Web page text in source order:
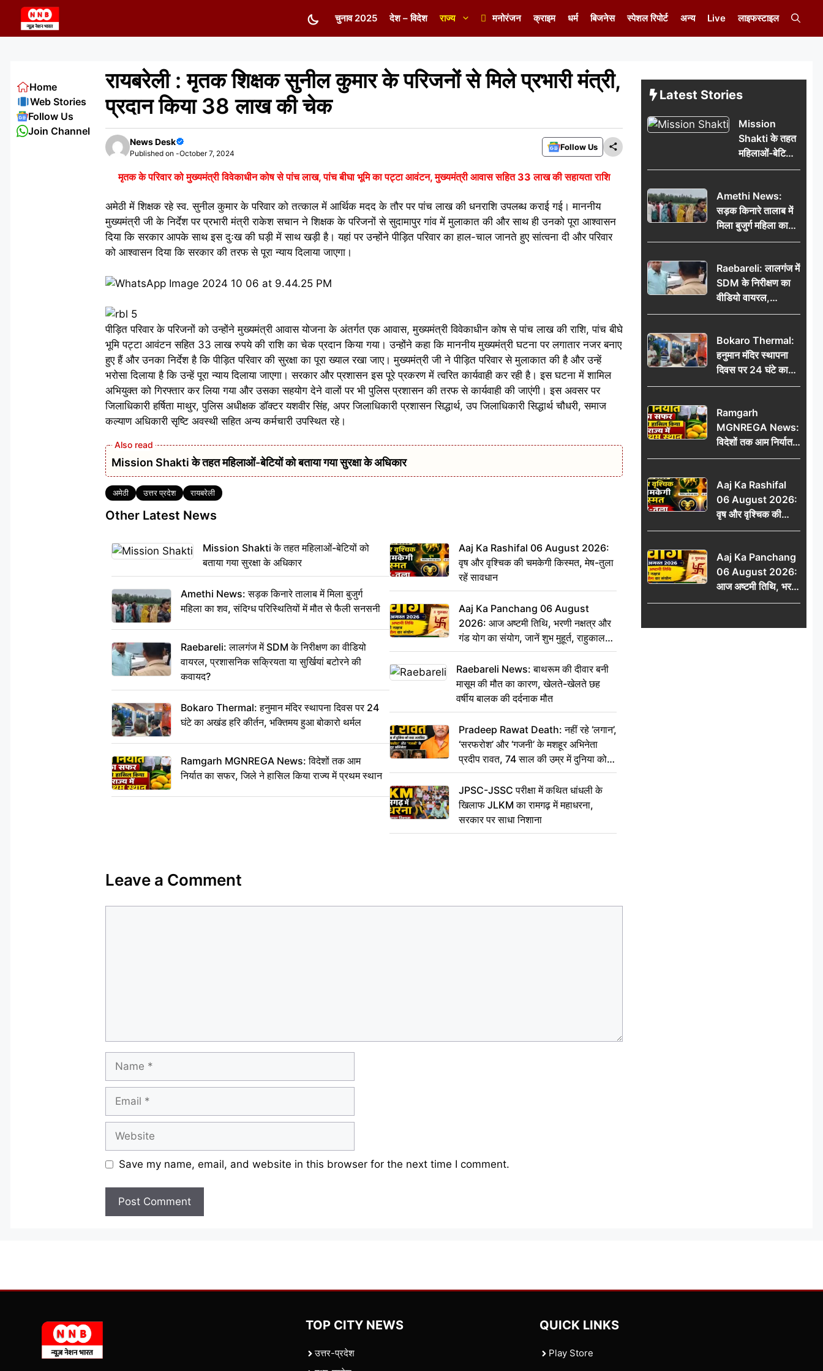
content
चुनाव 2025 देश – विदेश राज्य मनोरंजन क्राइम धर्म बिजनेस स्पेशल रिपोर्ट अन्य Live लाइफस्टाइल
रायबरेली : मृतक शिक्षक सुनील कुमार के परिजनों से मिले प्रभारी मंत्री,
प्रदान किया 38 लाख की चेक
News Desk
Published on -October 7, 2024
Follow Us
मृतक के परिवार को मुख्यमंत्री विवेकाधीन कोष से पांच लाख, पांच बीघा भूमि का पट्टा आवंटन, मुख्यमंत्री आवास सहित 33 लाख की सहायता राशि
अमेठी में शिक्षक रहे स्व. सुनील कुमार के परिवार को तत्काल में आर्थिक मदद के तौर पर पांच लाख की धनराशि उपलब्ध कराई गई। माननीय
मुख्यमंत्री जी के निर्देश पर प्रभारी मंत्री राकेश सचान ने शिक्षक के परिजनों से सुदामापुर गांव में मुलाकात की और साथ ही उनको पूरा आश्वासन
दिया कि सरकार आपके साथ इस दुःख की घड़ी में साथ खड़ी है। यहां पर उन्होंने पीड़ित परिवार का हाल-चाल जानते हुए सांत्वना दी और परिवार
को आश्वासन दिया कि सरकार की तरफ से पूरा न्याय दिलाया जाएगा।
पीड़ित परिवार के परिजनों को उन्होंने मुख्यमंत्री आवास योजना के अंतर्गत एक आवास, मुख्यमंत्री विवेकाधीन कोष से पांच लाख की राशि, पांच बीघे
भूमि पट्टा आवंटन सहित 33 लाख रुपये की राशि का चेक प्रदान किया गया। उन्होंने कहा कि माननीय मुख्यमंत्री घटना पर लगातार नजर बनाए
हुए हैं और उनका निर्देश है कि पीड़ित परिवार की सुरक्षा का पूरा ख्याल रखा जाए। मुख्यमंत्री जी ने पीड़ित परिवार से मुलाकात की है और उन्हें
भरोसा दिलाया है कि उन्हें पूरा न्याय दिलाया जाएगा। सरकार और प्रशासन इस पूरे प्रकरण में त्वरित कार्यवाही कर रही है। इस घटना में शामिल
अभियुक्त को गिरफ्तार कर लिया गया और उसका सहयोग देने वालों पर भी पुलिस प्रशासन की तरफ से कार्यवाही की जाएंगी। इस अवसर पर
जिलाधिकारी हर्षिता माथुर, पुलिस अधीक्षक डॉक्टर यशवीर सिंह, अपर जिलाधिकारी प्रशासन सिद्धार्थ, उप जिलाधिकारी सिद्धार्थ चौधरी, समाज
कल्याण अधिकारी सृष्टि अवस्थी सहित अन्य कर्मचारी उपस्थित रहे।
Mission Shakti के तहत महिलाओं-बेटियों को बताया गया सुरक्षा के अधिकार
Tags
अमेठी उत्तर प्रदेश रायबरेली
Other Latest News
Mission Shakti के तहत महिलाओं-बेटियों को
बताया गया सुरक्षा के अधिकार
Amethi News: सड़क किनारे तालाब में मिला बुजुर्ग
महिला का शव, संदिग्ध परिस्थितियों में मौत से फैली सनसनी
Raebareli: लालगंज में SDM के निरीक्षण का वीडियो
वायरल, प्रशासनिक सक्रियता या सुर्खियां बटोरने की
कवायद?
Bokaro Thermal: हनुमान मंदिर स्थापना दिवस पर 24
घंटे का अखंड हरि कीर्तन, भक्तिमय हुआ बोकारो थर्मल
Ramgarh MGNREGA News: विदेशों तक आम
निर्यात का सफर, जिले ने हासिल किया राज्य में प्रथम स्थान
Aaj Ka Rashifal 06 August 2026:
वृष और वृश्चिक की चमकेगी किस्मत, मेष-तुला
रहें सावधान
Aaj Ka Panchang 06 August
2026: आज अष्टमी तिथि, भरणी नक्षत्र और
गंड योग का संयोग, जानें शुभ मुहूर्त, राहुकाल
और दिनभर का पंचांग
Raebareli News: बाथरूम की दीवार बनी
मासूम की मौत का कारण, खेलते-खेलते छह
वर्षीय बालक की दर्दनाक मौत
Pradeep Rawat Death: नहीं रहे ‘लगान’,
‘सरफरोश’ और ‘गजनी’ के मशहूर अभिनेता
प्रदीप रावत, 74 साल की उम्र में दुनिया को
कहा अलविदा
JPSC-JSSC परीक्षा में कथित धांधली के
खिलाफ JLKM का रामगढ़ में महाधरना,
सरकार पर साधा निशाना
Leave a Comment
Save my name, email, and website in this browser for the next time I comment.
Home
Web Stories
Follow Us
Join Channel
Latest Stories
Mission
Shakti के तहत
महिलाओं-बेटियों
को बताया गया
Amethi News:
सड़क किनारे तालाब में
मिला बुजुर्ग महिला का
शव, संदिग्ध परिस्थितियों
Raebareli: लालगंज में
SDM के निरीक्षण का
वीडियो वायरल,
प्रशासनिक सक्रियता
कवायद?
Bokaro Thermal:
हनुमान मंदिर स्थापना
दिवस पर 24 घंटे का
अखंड हरि कीर्तन,
थर्मल
Ramgarh
MGNREGA News:
विदेशों तक आम निर्यात
का सफर, जिले ने
प्रथम स्थान
Aaj Ka Rashifal
06 August 2026:
वृष और वृश्चिक की
चमकेगी किस्मत, मेष-
Aaj Ka Panchang
06 August 2026:
आज अष्टमी तिथि, भरणी
नक्षत्र और गंड योग का
राहुकाल और दिनभर का
TOP CITY NEWS
उत्तर-प्रदेश
QUICK LINKS
Play Store